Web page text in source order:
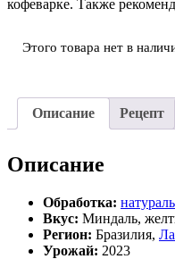
кофеварке. Также
Этого товара нет в
Описание Рецепт
Описание
Обработка:
Вкус: Миндаль,
Регион: Бразилия,
Урожай: 2023